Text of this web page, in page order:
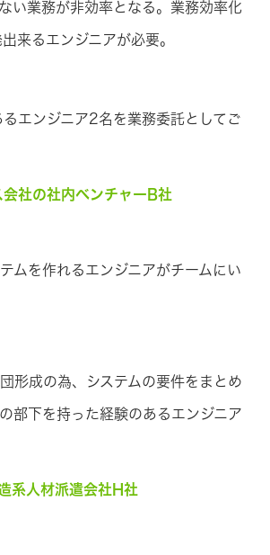
い業務が非効率となる。業務効率化
来るエンジニアが必要。
エンジニア2名を業務委託としてご
会社の社内ベンチャーB社
ムを作れるエンジニアがチームにい
形成の為、システムの要件をまとめ
部下を持った経験のあるエンジニア
系人材派遣会社H社